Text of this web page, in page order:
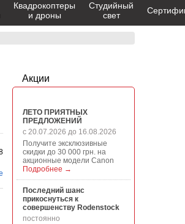
Акции
ЛЕТО ПРИЯТНЫХ
ПРЕДЛОЖЕНИЙ
с 20.07.2026 до 16.08.2026
Получите эксклюзивные
скидки до 30 000 грн. на
акционные модели Canon
Подробнее →
Последний шанс
прикоснуться к
совершенству Rodenstock
постоянно
Квадрокоптеры
и дроны
Студийный
свет